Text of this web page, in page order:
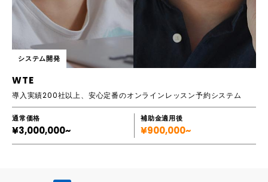
システム開発
WTE
導入実績200社以上、安心定番のオンラインレッスン予約システム
通常価格
¥3,000,000~
補助金適用後
¥900,000~